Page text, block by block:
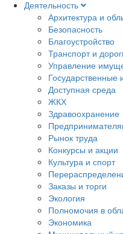
Деятельность
Архитектура и
Безопасность
Благоустройство
Транспорт и
Управление
Государственные
Доступная среда
ЖКХ
Здравоохранение
Рынок труда
Конкурсы и акции
Культура и спорт
Заказы и торги
Экология
Полномочия в
Экономика